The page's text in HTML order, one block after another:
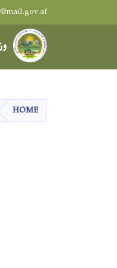
HOME